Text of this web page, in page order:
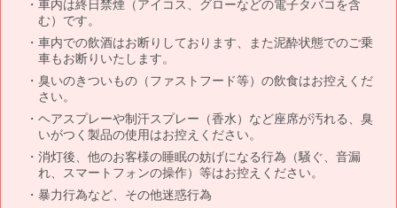
車内は終日禁煙（アイコス、グローなどの電子タバコを含
む）です。
車内での飲酒はお断りしております、また泥酔状態でのご乗
車もお断りいたします。
臭いのきついもの（ファストフード等）の飲食はお控えくだ
さい。
ヘアスプレーや制汗スプレー（香水）など座席が汚れる、臭
いがつく製品の使用はお控えください。
消灯後、他のお客様の睡眠の妨げになる行為（騒ぐ、音漏
れ、スマートフォンの操作）等はお控えください。
暴力行為など、その他迷惑行為